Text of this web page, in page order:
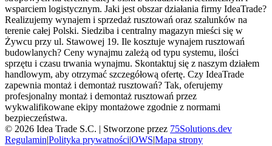
wsparciem logistycznym. Jaki jest obszar działania firmy IdeaTrade?
Realizujemy wynajem i sprzedaż rusztowań oraz szalunków na
terenie całej Polski. Siedziba i centralny magazyn mieści się w
Żywcu przy ul. Stawowej 19. Ile kosztuje wynajem rusztowań
budowlanych? Ceny wynajmu zależą od typu systemu, ilości
sprzętu i czasu trwania wynajmu. Skontaktuj się z naszym działem
handlowym, aby otrzymać szczegółową ofertę. Czy IdeaTrade
zapewnia montaż i demontaż rusztowań? Tak, oferujemy
profesjonalny montaż i demontaż rusztowań przez
wykwalifikowane ekipy montażowe zgodnie z normami
bezpieczeństwa.
© 2026 Idea Trade S.C. | Stworzone przez 75Solutions.dev
Regulamin|Polityka prywatności|OWS|Mapa strony